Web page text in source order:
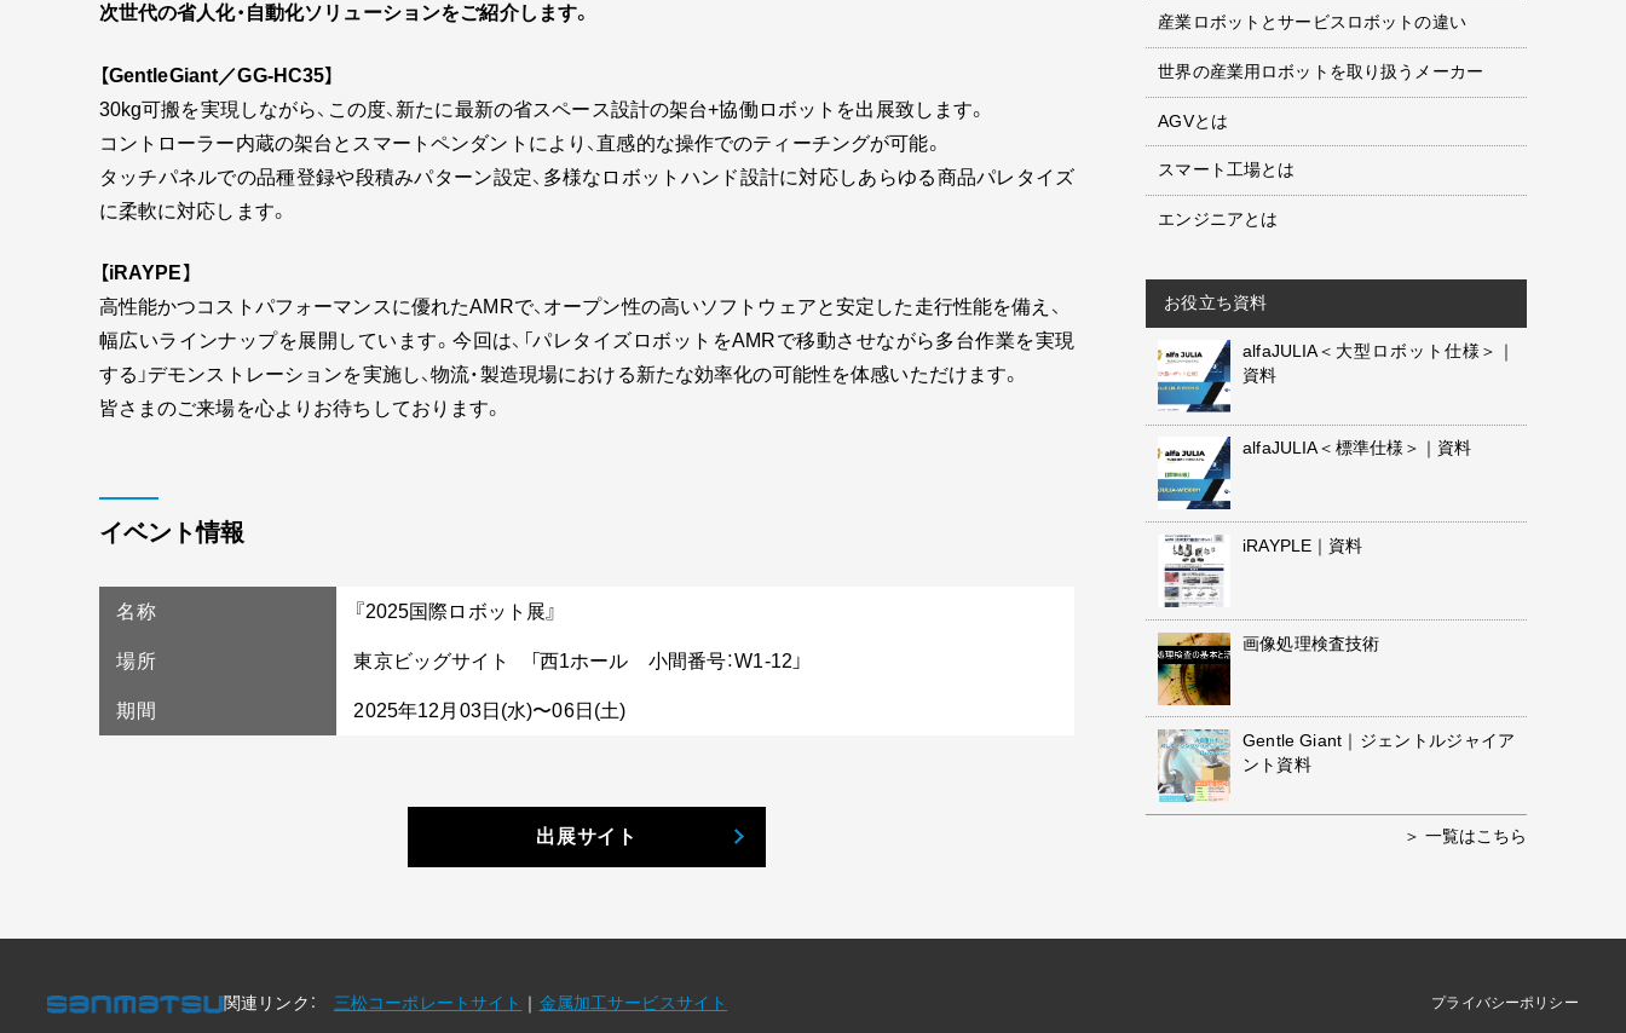
次世代の省人化・自動化ソリューションをご紹介します。
【GentleGiant／GG-HC35】
30kg可搬を実現しながら、この度、新たに最新の省スペース設計の架台+協働ロボットを出展致します。
コントローラー内蔵の架台とスマートペンダントにより、直感的な操作でのティーチングが可能。
タッチパネルでの品種登録や段積みパターン設定、多様なロボットハンド設計に対応しあらゆる商品パレタイズ
に柔軟に対応します。
【iRAYPE】
高性能かつコストパフォーマンスに優れたAMRで、オープン性の高いソフトウェアと安定した走行性能を備え、
幅広いラインナップを展開しています。今回は、「パレタイズロボットをAMRで移動させながら多台作業を実現
する」デモンストレーションを実施し、物流・製造現場における新たな効率化の可能性を体感いただけます。
皆さまのご来場を心よりお待ちしております。
イベント情報
名称 『2025国際ロボット展』
場所 東京ビッグサイト 「西1ホール 小間番号：W1-12」
期間 2025年12月03日(水)〜06日(土)
出展サイト
産業ロボットとサービスロボットの違い
世界の産業用ロボットを取り扱うメーカー
AGVとは
スマート工場とは
エンジニアとは
お役立ち資料
alfaJULIA＜大型ロボット仕様＞｜
資料
alfaJULIA＜標準仕様＞｜資料
iRAYPLE｜資料
画像処理検査技術
Gentle Giant｜ジェントルジャイア
ント資料
一覧はこちら
関連リンク： 三松コーポレートサイト 金属加工サービスサイト プライバシーポリシー